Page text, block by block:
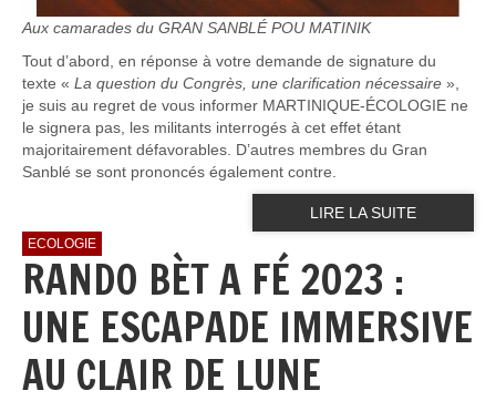
Aux camarades du GRAN SANBLÉ POU MATINIK
Tout d’abord, en réponse à votre demande de signature du
texte « La question du Congrès, une clarification nécessaire »,
je suis au regret de vous informer MARTINIQUE-ÉCOLOGIE ne
le signera pas, les militants interrogés à cet effet étant
majoritairement défavorables. D’autres membres du Gran
Sanblé se sont prononcés également contre.
LIRE LA SUITE
ECOLOGIE
RANDO BÈT A FÉ 2023 :
UNE ESCAPADE IMMERSIVE
AU CLAIR DE LUNE